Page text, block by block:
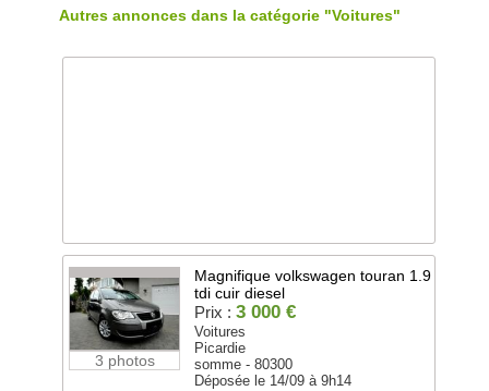
Autres annonces dans la catégorie "Voitures"
3 photos
Magnifique volkswagen touran 1.9
tdi cuir diesel
Prix : 3 000 €
Voitures
Picardie
somme - 80300
Déposée le 14/09 à 9h14